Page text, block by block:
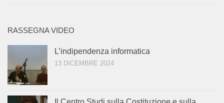
RASSEGNA VIDEO
L’indipendenza informatica
13 DICEMBRE 2024